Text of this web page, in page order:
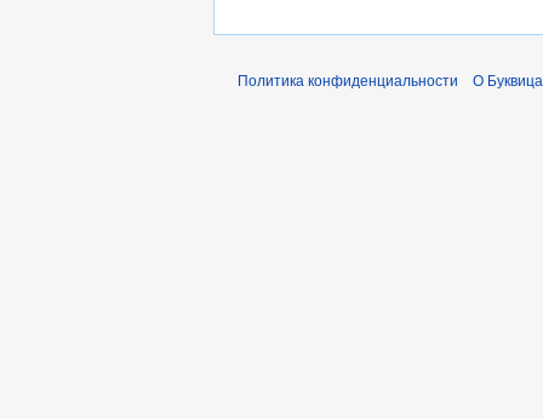
Политика конфиденциальности О Буквица